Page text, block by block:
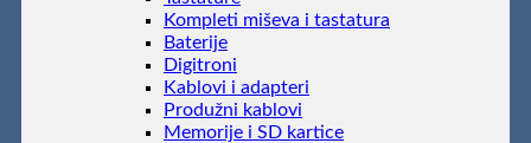
Kompleti miševa i tastatura
Baterije
Digitroni
Kablovi i adapteri
Produžni kablovi
Memorije i SD kartice